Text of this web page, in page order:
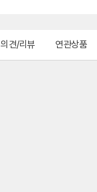
의견/리뷰 연관상품